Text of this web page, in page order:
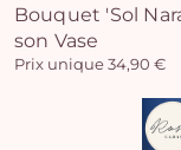
Bouquet 'Sol
son Vase
Prix unique 34,90 €